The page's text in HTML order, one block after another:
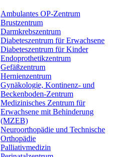
Ambulantes OP-Zentrum
Brustzentrum
Darmkrebszentrum
Diabeteszentrum für Erwachsene
Diabeteszentrum für Kinder
Endoprothetikzentrum
Gefäßzentrum
Hernienzentrum
Gynäkologie, Kontinenz- und
Beckenboden-Zentrum
Medizinisches Zentrum für
Erwachsene mit Behinderung
(MZEB)
Neuroorthopädie und Technische
Orthopädie
Palliativmedizin